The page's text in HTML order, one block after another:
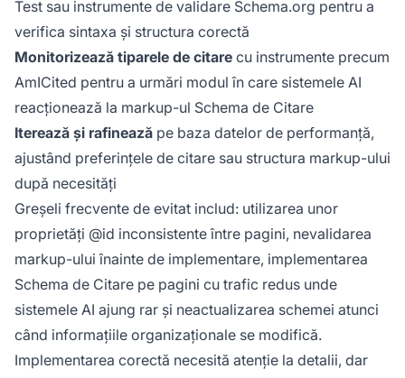
Test sau instrumente de validare Schema.org pentru a
verifica sintaxa și structura corectă
Monitorizează tiparele de citare cu instrumente precum
AmICited pentru a urmări modul în care sistemele AI
reacționează la markup-ul Schema de Citare
Iterează și rafinează pe baza datelor de performanță,
ajustând preferințele de citare sau structura markup-ului
după necesități
Greșeli frecvente de evitat includ: utilizarea unor
proprietăți @id inconsistente între pagini, nevalidarea
markup-ului înainte de implementare, implementarea
Schema de Citare pe pagini cu trafic redus unde
sistemele AI ajung rar și neactualizarea schemei atunci
când informațiile organizaționale se modifică.
Implementarea corectă necesită atenție la detalii, dar